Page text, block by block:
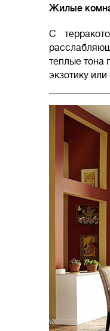
Жилые
С
теплые тона
экзотику